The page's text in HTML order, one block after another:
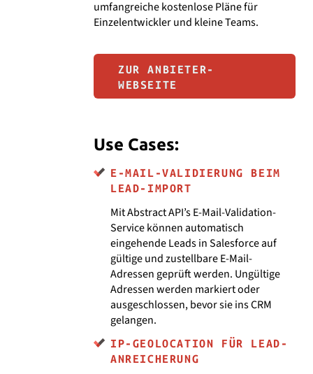
umfangreiche kostenlose Pläne für
Einzelentwickler und kleine Teams.
ZUR ANBIETER-
WEBSEITE
Use Cases:
E-MAIL-VALIDIERUNG BEIM
LEAD-IMPORT
Mit Abstract API’s E-Mail-Validation-
Service können automatisch
eingehende Leads in Salesforce auf
gültige und zustellbare E-Mail-
Adressen geprüft werden. Ungültige
Adressen werden markiert oder
ausgeschlossen, bevor sie ins CRM
gelangen.
IP-GEOLOCATION FÜR LEAD-
ANREICHERUNG